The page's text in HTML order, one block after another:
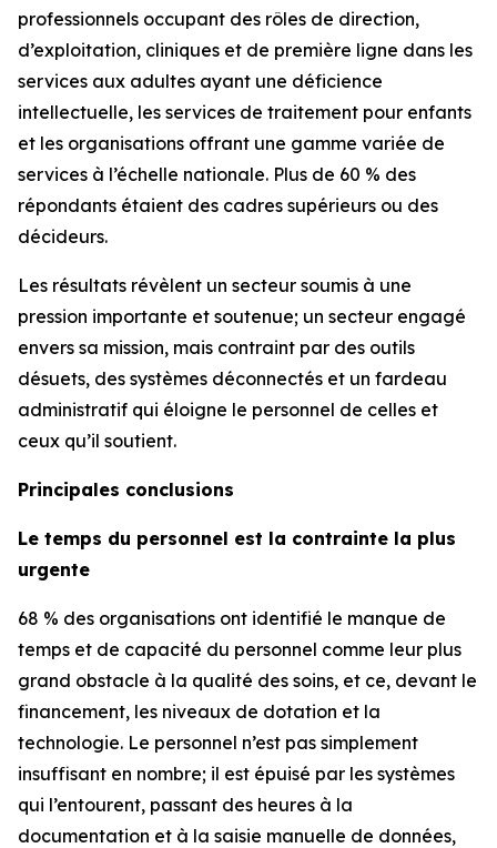
professionnels occupant des rôles de direction,
d’exploitation, cliniques et de première ligne dans les
services aux adultes ayant une déficience
intellectuelle, les services de traitement pour enfants
et les organisations offrant une gamme variée de
services à l’échelle nationale. Plus de 60 % des
répondants étaient des cadres supérieurs ou des
décideurs.
Les résultats révèlent un secteur soumis à une
pression importante et soutenue; un secteur engagé
envers sa mission, mais contraint par des outils
désuets, des systèmes déconnectés et un fardeau
administratif qui éloigne le personnel de celles et
ceux qu’il soutient.
Principales conclusions
Le temps du personnel est la contrainte la plus
urgente
68 % des organisations ont identifié le manque de
temps et de capacité du personnel comme leur plus
grand obstacle à la qualité des soins, et ce, devant le
financement, les niveaux de dotation et la
technologie. Le personnel n’est pas simplement
insuffisant en nombre; il est épuisé par les systèmes
qui l’entourent, passant des heures à la
documentation et à la saisie manuelle de données,